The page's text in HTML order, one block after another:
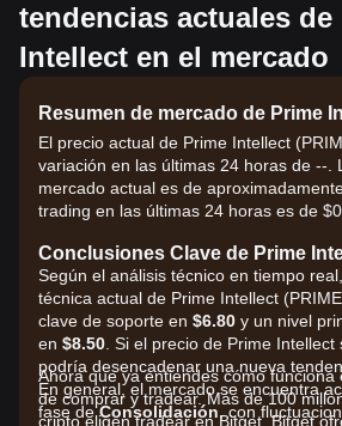
tendencias actuales de
Intellect en el mercado
Resumen de mercado de Prime
El precio actual de Prime Intellect
variación en las últimas 24 horas de --.
mercado actual es de
trading en las últimas 24 horas es de
Conclusiones Clave de Prime
Según el análisis técnico en tiempo
técnica actual de Prime Intellect
clave de soporte en $6.80 y un nivel
en $8.50 . Si el precio de Prime
podría desencadenar una nueva
En general, el mercado se encuentra
fase deConsolidación, con
Ahora que ya entiendes cómo funciona
de comprar y tradear. Más de 100
cripto eligen tradear en Bitget. Bitget